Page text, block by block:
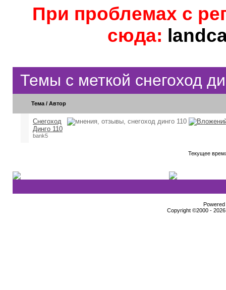
При проблемах с
сюда:
Темы с меткой снегоход
Тема / Автор
Снегоход
Динго 110
bank5
Текущее
Copyright ©2000 -